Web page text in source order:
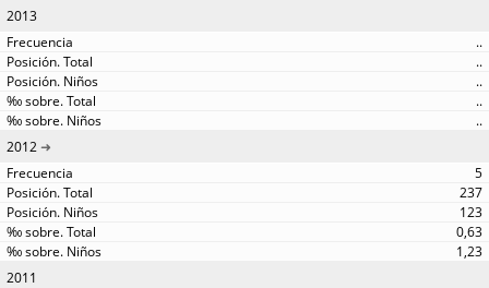
2013
..
..
..
..
..
2012
5
237
123
0,63
1,23
2011